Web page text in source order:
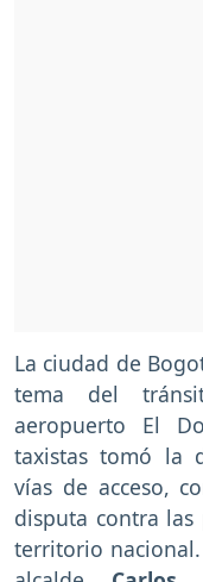
La ciudad de
tema del
aeropuerto El
taxistas tomó la
vías de acceso,
disputa contra
territorio nacional.